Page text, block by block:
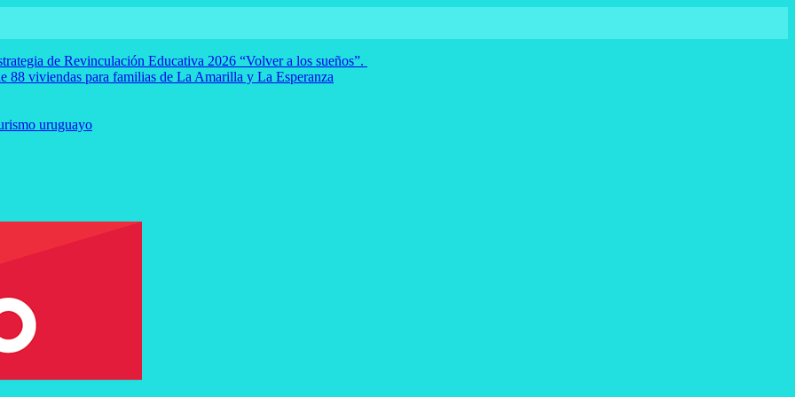
de Revinculación Educativa 2026 “Volver a los sueños”.
viviendas para familias de La Amarilla y La Esperanza
uruguayo